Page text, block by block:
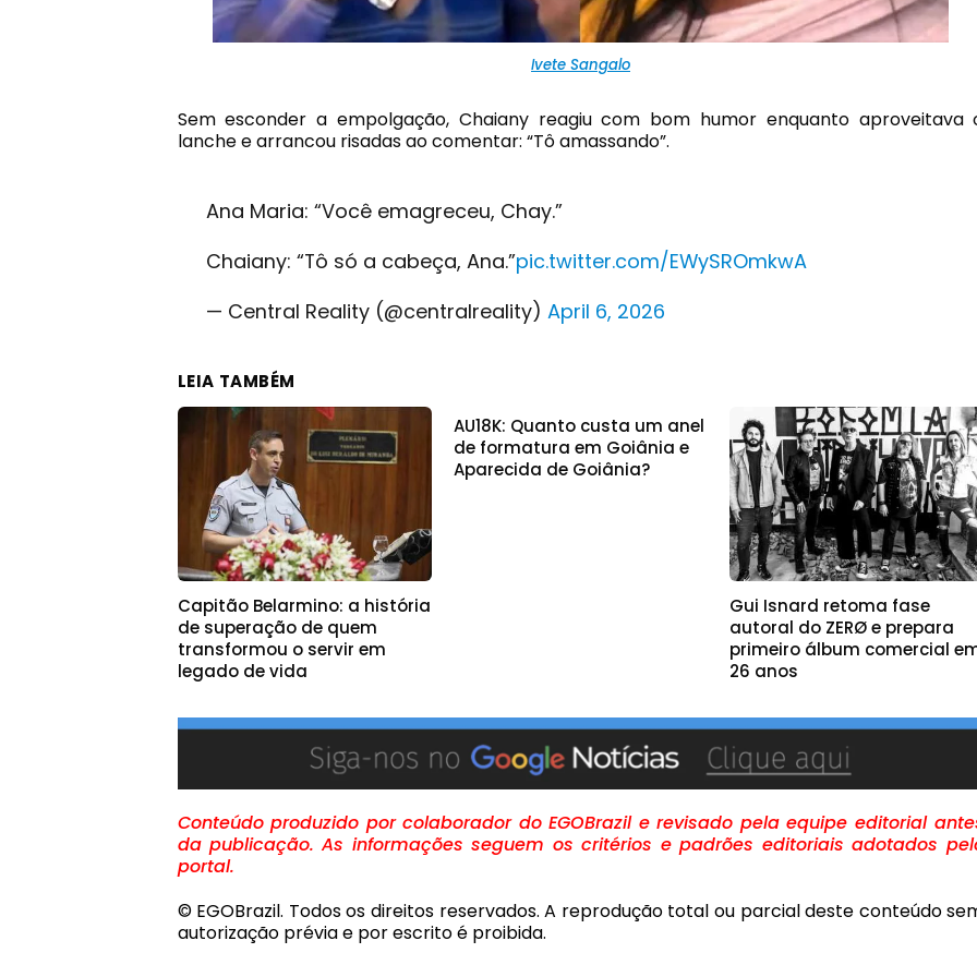
Ivete Sangalo
Sem esconder a empolgação, Chaiany reagiu com bom humor enquanto aproveitava
lanche e arrancou risadas ao comentar: “Tô amassando”.
Ana Maria: “Você emagreceu, Chay.”
Chaiany: “Tô só a cabeça, Ana.”pic.twitter.com/EWySROmkwA
— Central Reality (@centralreality)April 6, 2026
LEIA TAMBÉM
Capitão Belarmino: a história
de superação de quem
transformou o servir em
legado de vida
AU18K: Quanto custa um anel
de formatura em Goiânia e
Aparecida de Goiânia?
Gui Isnard retoma fase
autoral do ZERØ e prepara
primeiro álbum comercial
26 anos
Conteúdo produzido por colaborador do EGOBrazil e revisado pela equipe editorial
da publicação. As informações seguem os critérios e padrões editoriais adotados
portal.
© EGOBrazil. Todos os direitos reservados. A reprodução total ou parcial deste conteúdo
autorização prévia e por escrito é proibida.